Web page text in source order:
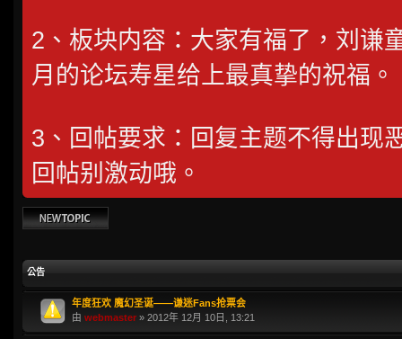
2、板块内容：大家有福了，刘谦
月的论坛寿星给上最真挚的祝福。
3、回帖要求：回复主题不得出现
回帖别激动哦。
發表新主題
公告
年度狂欢 魔幻圣诞——谦迷Fans抢票会
由 webmaster » 2012年 12月 10日, 13:21